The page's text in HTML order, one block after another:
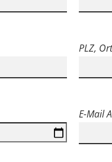
PLZ,
E-Mail